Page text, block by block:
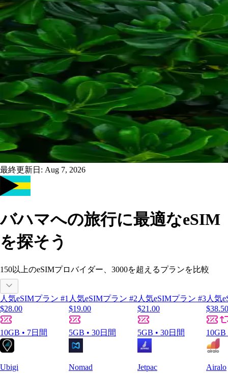
最終更新日: Aug 7, 2026
バハマへの旅行に最適なeSIM
を探そう
150以上のeSIMプロバイダー、 3000を超えるプランを比較
人気eSIMプラン #1
$28.00
10GB • 7日間
Ubigi
人気eSIMプラン #2
$19.00
5GB • 30日間
Nomad
人気eSIMプラン #3
$21.00
5GB • 30日間
Jetpac
人気
$38.50
10GB
Airalo